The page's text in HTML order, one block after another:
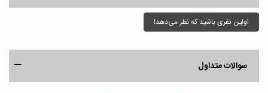
اولین نفری باشید که نظر می‌دهد!
سوالات متداول